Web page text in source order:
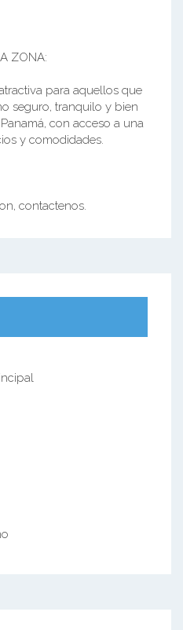
ZONA:
para aquellos que
seguro, tranquilo y bien
con acceso a una
y comodidades.
contactenos.